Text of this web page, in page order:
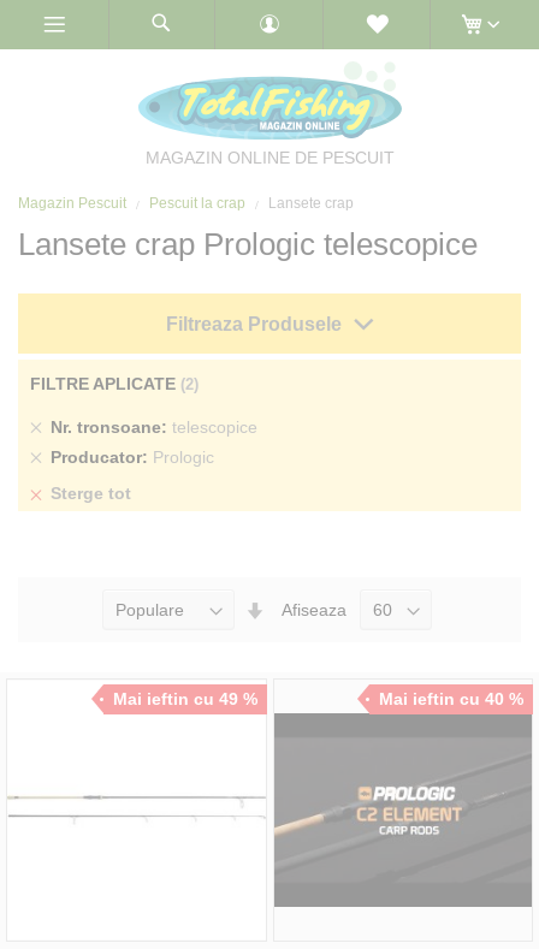
MAGAZIN ONLINE DE PESCUIT
Magazin Pescuit Pescuit la crap Lansete crap
Lansete crap Prologic telescopice
Seteaza
Afiseaza
Mai ieftin cu 49 % Mai ieftin cu 40 %
Filtreaza Produsele
FILTRE APLICATE
Nr. tronsoane telescopice
Sterge
produs
Producator Prologic
Sterge
Sterge tot